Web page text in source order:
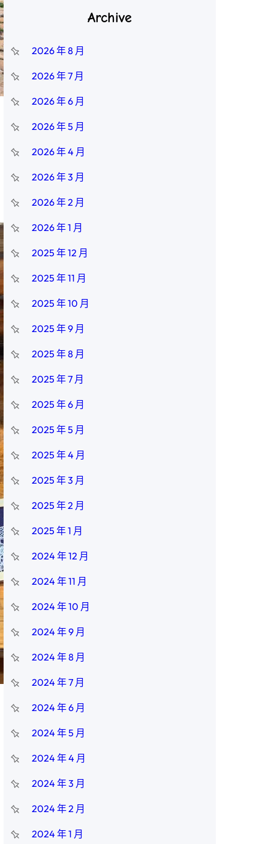
Archive
2026 年 8 月
2026 年 7 月
2026 年 6 月
2026 年 5 月
2026 年 4 月
2026 年 3 月
2026 年 2 月
2026 年 1 月
2025 年 12 月
2025 年 11 月
2025 年 10 月
2025 年 9 月
2025 年 8 月
2025 年 7 月
2025 年 6 月
2025 年 5 月
2025 年 4 月
2025 年 3 月
2025 年 2 月
2025 年 1 月
2024 年 12 月
2024 年 11 月
2024 年 10 月
2024 年 9 月
2024 年 8 月
2024 年 7 月
2024 年 6 月
2024 年 5 月
2024 年 4 月
2024 年 3 月
2024 年 2 月
2024 年 1 月